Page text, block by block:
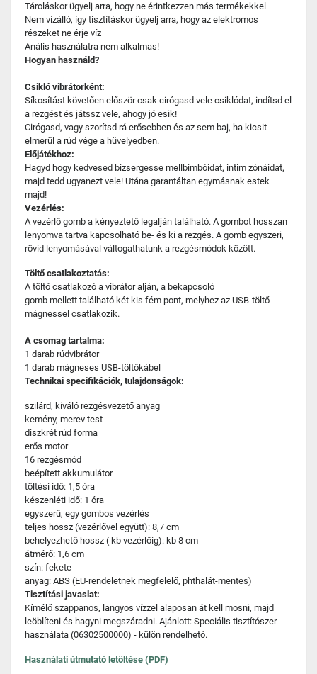
Tároláskor ügyelj arra, hogy ne érintkezzen más termékekkel
Nem vízálló, így tisztításkor ügyelj arra, hogy az elektromos
részeket ne érje víz
Anális használatra nem alkalmas!
Hogyan használd?
Csikló vibrátorként:
Síkosítást követően először csak cirógasd vele csiklódat, indítsd el
a rezgést és játssz vele, ahogy jó esik!
Cirógasd, vagy szorítsd rá erősebben és az sem baj, ha kicsit
elmerül a rúd vége a hüvelyedben.
Előjátékhoz:
Hagyd hogy kedvesed bizsergesse mellbimbóidat, intim zónáidat,
majd tedd ugyanezt vele! Utána garantáltan egymásnak estek
majd!
Vezérlés:
A vezérlő gomb a kényeztető legalján található. A gombot hosszan
lenyomva tartva kapcsolható be- és ki a rezgés. A gomb egyszeri,
rövid lenyomásával váltogathatunk a rezgésmódok között.
Töltő csatlakoztatás:
A töltő csatlakozó a vibrátor alján, a bekapcsoló
gomb mellett található két kis fém pont, melyhez az USB-töltő
mágnessel csatlakozik.
A csomag tartalma:
1 darab rúdvibrátor
1 darab mágneses USB-töltőkábel
Technikai specifikációk, tulajdonságok:
szilárd, kiváló rezgésvezető anyag
kemény, merev test
diszkrét rúd forma
erős motor
16 rezgésmód
beépített akkumulátor
töltési idő: 1,5 óra
készenléti idő: 1 óra
egyszerű, egy gombos vezérlés
teljes hossz (vezérlővel együtt): 8,7 cm
behelyezhető hossz ( kb vezérlőig): kb 8 cm
átmérő: 1,6 cm
szín: fekete
anyag: ABS (EU-rendeletnek megfelelő, phthalát-mentes)
Tisztítási javaslat:
Kímélő szappanos, langyos vízzel alaposan át kell mosni, majd
leöblíteni és hagyni megszáradni. Ajánlott: Speciális tisztítószer
használata (06302500000) - külön rendelhető.
Használati útmutató letöltése (PDF)